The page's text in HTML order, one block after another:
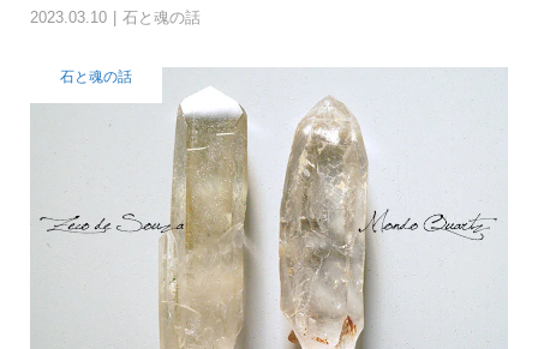
2023.03.10 石と魂の話
石と魂の話